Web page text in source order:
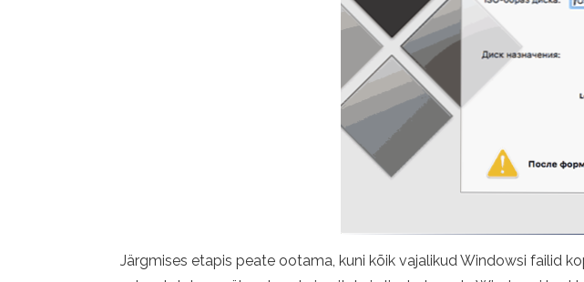
Järgmises etapis peate ootama, kuni kõik vajalikud Windowsi failid